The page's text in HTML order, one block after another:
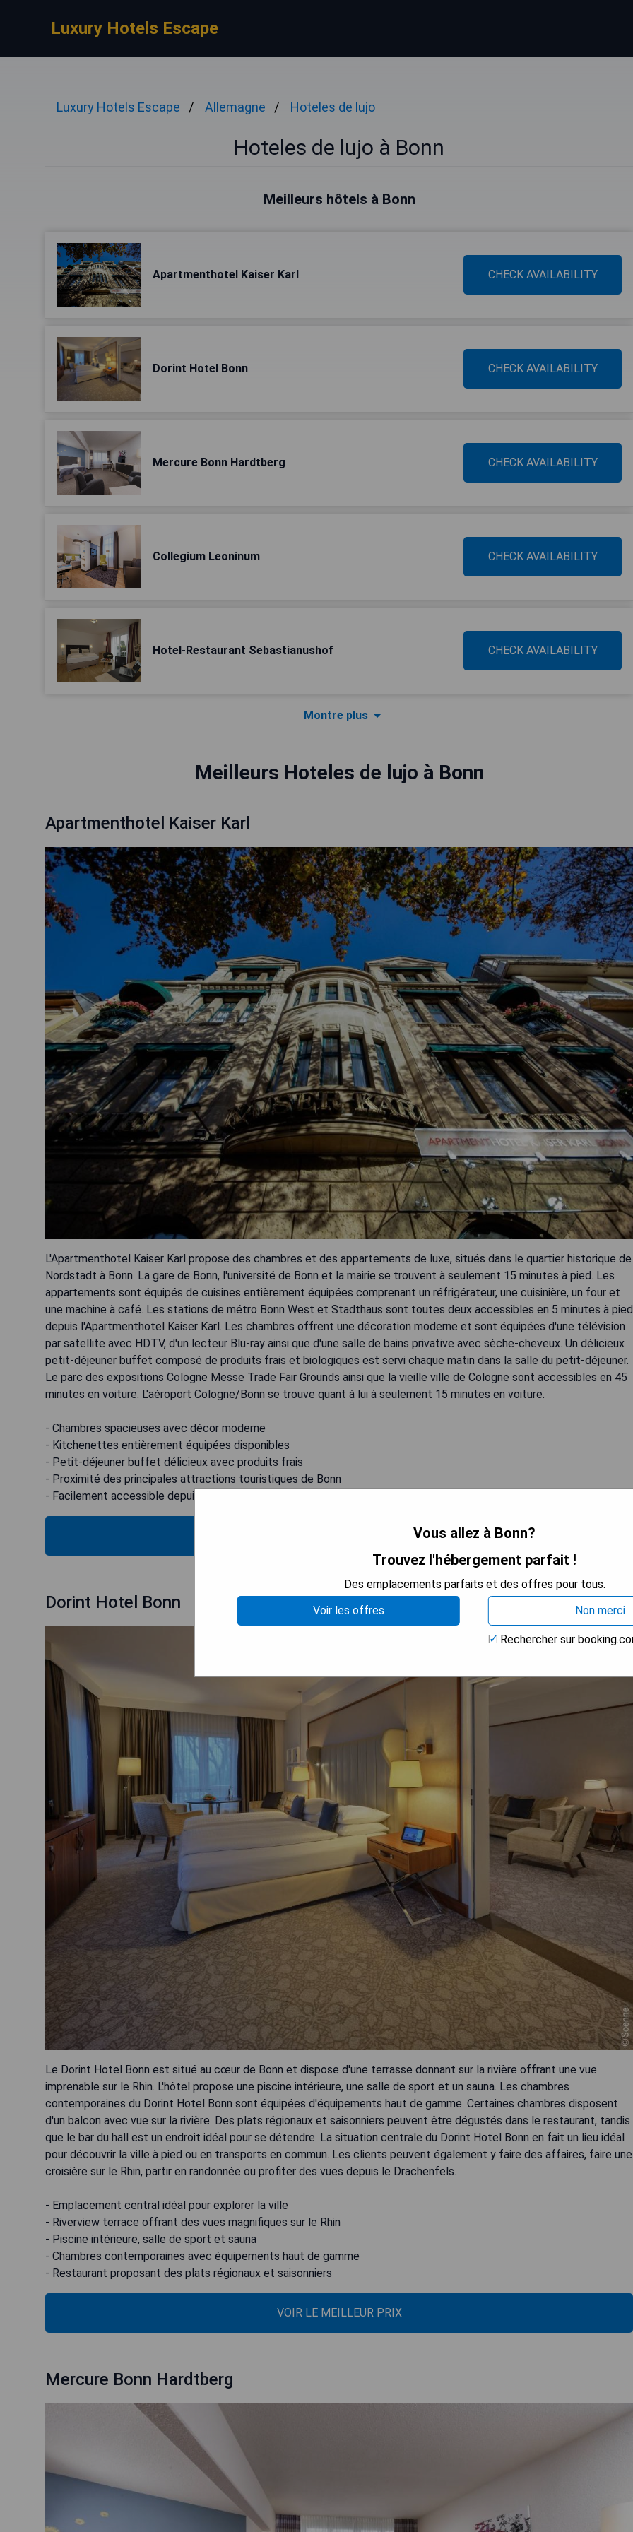
Luxury Hotels Escape
Luxury Hotels Escape Allemagne Hoteles de lujo
Hoteles de lujo à Bonn
Meilleurs hôtels à Bonn
Apartmenthotel Kaiser Karl CHECK AVAILABILITY
Dorint Hotel Bonn CHECK AVAILABILITY
Mercure Bonn Hardtberg CHECK AVAILABILITY
Collegium Leoninum CHECK AVAILABILITY
Hotel-Restaurant Sebastianushof CHECK AVAILABILITY
Montre plus
Meilleurs Hoteles de lujo à Bonn
Apartmenthotel Kaiser Karl
L'Apartmenthotel Kaiser Karl propose des chambres et des appartements de luxe, situés dans le quartier historique de
Nordstadt à Bonn. La gare de Bonn, l'université de Bonn et la mairie se trouvent à seulement 15 minutes à pied. Les
appartements sont équipés de cuisines entièrement équipées comprenant un réfrigérateur, une cuisinière, un four et
une machine à café. Les stations de métro Bonn West et Stadthaus sont toutes deux accessibles en 5 minutes à pied
depuis l'Apartmenthotel Kaiser Karl. Les chambres offrent une décoration moderne et sont équipées d'une télévision
par satellite avec HDTV, d'un lecteur Blu-ray ainsi que d'une salle de bains privative avec sèche-cheveux. Un délicieux
petit-déjeuner buffet composé de produits frais et biologiques est servi chaque matin dans la salle du petit-déjeuner.
Le parc des expositions Cologne Messe Trade Fair Grounds ainsi que la vieille ville de Cologne sont accessibles en 45
minutes en voiture. L'aéroport Cologne/Bonn se trouve quant à lui à seulement 15 minutes en voiture.
- Chambres spacieuses avec décor moderne
- Kitchenettes entièrement équipées disponibles
- Petit-déjeuner buffet délicieux avec produits frais
- Proximité des principales attractions touristiques de Bonn
- Facilement accessible depuis l'aéroport Cologne/Bonn
Dorint Hotel Bonn
Le Dorint Hotel Bonn est situé au cœur de Bonn et dispose d'une terrasse donnant sur la rivière offrant une vue
imprenable sur le Rhin. L'hôtel propose une piscine intérieure, une salle de sport et un sauna. Les chambres
contemporaines du Dorint Hotel Bonn sont équipées d'équipements haut de gamme. Certaines chambres disposent
d'un balcon avec vue sur la rivière. Des plats régionaux et saisonniers peuvent être dégustés dans le restaurant, tandis
que le bar du hall est un endroit idéal pour se détendre. La situation centrale du Dorint Hotel Bonn en fait un lieu idéal
pour découvrir la ville à pied ou en transports en commun. Les clients peuvent également y faire des affaires, faire une
croisière sur le Rhin, partir en randonnée ou profiter des vues depuis le Drachenfels.
- Emplacement central idéal pour explorer la ville
- Riverview terrace offrant des vues magnifiques sur le Rhin
- Piscine intérieure, salle de sport et sauna
- Chambres contemporaines avec équipements haut de gamme
- Restaurant proposant des plats régionaux et saisonniers
VOIR LE MEILLEUR PRIX
Mercure Bonn Hardtberg
Vous allez à Bonn?
Trouvez l'hébergement parfait !
Des emplacements parfaits et des offres pour tous.
Voir les offres
Non merci
Rechercher sur